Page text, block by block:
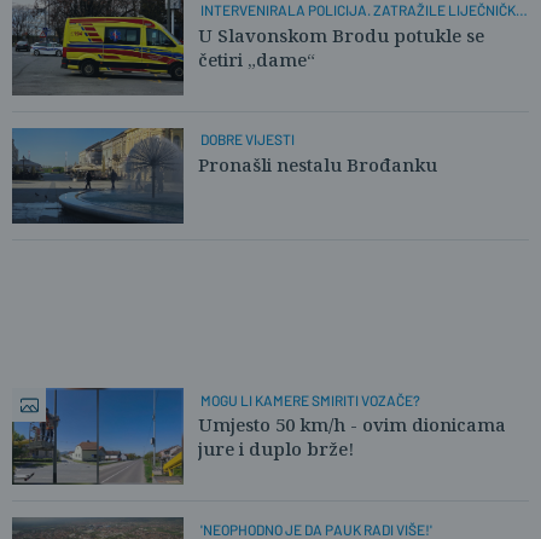
INTERVENIRALA POLICIJA. ZATRAŽILE LIJEČNIČKU
POMOĆ
U Slavonskom Brodu potukle se
četiri „dame“
DOBRE VIJESTI
Pronašli nestalu Brođanku
MOGU LI KAMERE SMIRITI VOZAČE?
Umjesto 50 km/h - ovim dionicama
jure i duplo brže!
'NEOPHODNO JE DA PAUK RADI VIŠE!'